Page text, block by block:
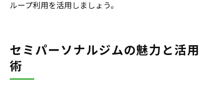
ループ利用を活用しましょう。
セミパーソナルジムの魅力と活用
術